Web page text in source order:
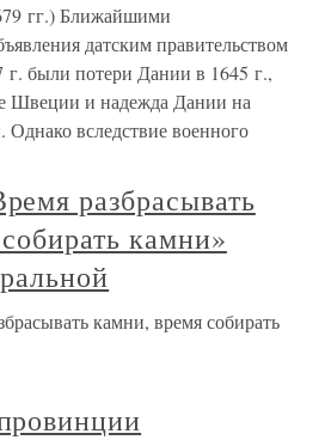
гг.) Ближайшими
датским правительством
были потери Дании в 1645 г.,
Швеции и надежда Дании на
вследствие военного
разбрасывать
камни»
камни, время собирать